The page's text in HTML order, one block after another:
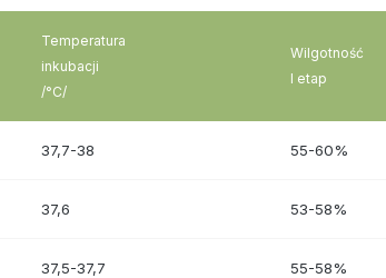
Temperatura
inkubacji
/°C/
Wilgotność
I etap
37,7-38 55-60%
37,6 53-58%
37,5-37,7 55-58%